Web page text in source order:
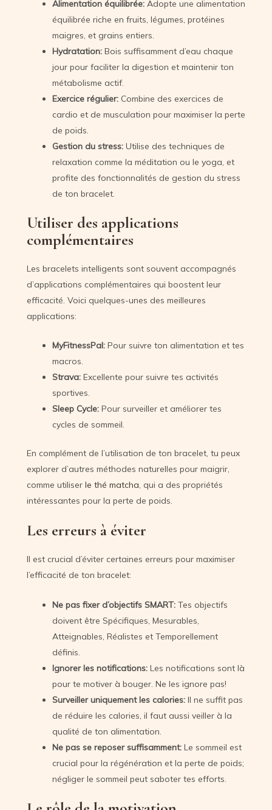
Alimentation équilibrée: Adopte une alimentation
équilibrée riche en fruits, légumes, protéines
maigres, et grains entiers.
Hydratation: Bois suffisamment d’eau chaque
jour pour faciliter la digestion et maintenir ton
métabolisme actif.
Exercice régulier: Combine des exercices de
cardio et de musculation pour maximiser la perte
de poids.
Gestion du stress: Utilise des techniques de
relaxation comme la méditation ou le yoga, et
profite des fonctionnalités de gestion du stress
de ton bracelet.
Utiliser des applications
complémentaires
Les bracelets intelligents sont souvent accompagnés
d’applications complémentaires qui boostent leur
efficacité. Voici quelques-unes des meilleures
applications:
MyFitnessPal: Pour suivre ton alimentation et tes
macros.
Strava: Excellente pour suivre tes activités
sportives.
Sleep Cycle: Pour surveiller et améliorer tes
cycles de sommeil.
En complément de l’utilisation de ton bracelet, tu peux
explorer d’autres méthodes naturelles pour maigrir,
comme utiliser le thé matcha, qui a des propriétés
intéressantes pour la perte de poids.
Les erreurs à éviter
Il est crucial d’éviter certaines erreurs pour maximiser
l’efficacité de ton bracelet:
Ne pas fixer d’objectifs SMART: Tes objectifs
doivent être Spécifiques, Mesurables,
Atteignables, Réalistes et Temporellement
définis.
Ignorer les notifications: Les notifications sont là
pour te motiver à bouger. Ne les ignore pas!
Surveiller uniquement les calories: Il ne suffit pas
de réduire les calories, il faut aussi veiller à la
qualité de ton alimentation.
Ne pas se reposer suffisamment: Le sommeil est
crucial pour la régénération et la perte de poids;
négliger le sommeil peut saboter tes efforts.